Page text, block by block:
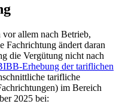
allem nach Betrieb,
Fachrichtung ändert daran
die Vergütung nicht nach
Erhebung der tariflichen
tarifliche
im Bereich
2025 bei: